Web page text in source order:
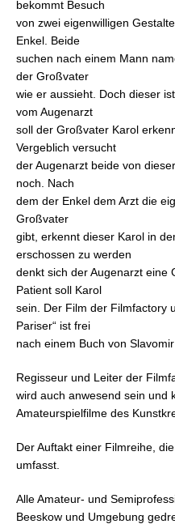
bekommt Besuch
von zwei eigenwilligen
Enkel. Beide
suchen nach einem Mann
der Großvater
wie er aussieht. Doch dieser
vom Augenarzt
soll der Großvater Karol
Vergeblich versucht
der Augenarzt beide von
noch. Nach
dem der Enkel dem Arzt die
Großvater
gibt, erkennt dieser Karol in
erschossen zu werden
denkt sich der Augenarzt eine
Patient soll Karol
sein. Der Film der Filmfactory
Pariser“ ist frei
nach einem Buch von
Regisseur und Leiter der
wird auch anwesend sein und
Amateurspielfilme des
Der Auftakt einer Filmreihe,
umfasst.
Alle Amateur- und
Beeskow und Umgebung